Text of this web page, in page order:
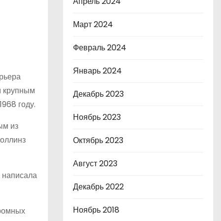
крупным
году.
из
Март 2024
Февраль 2024
Январь 2024
Декабрь 2023
Ноябрь 2023
Октябрь 2023
Август 2023
Декабрь 2022
Ноябрь 2018